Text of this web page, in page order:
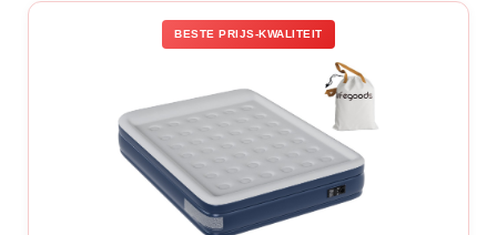
BESTE PRIJS-KWALITEIT